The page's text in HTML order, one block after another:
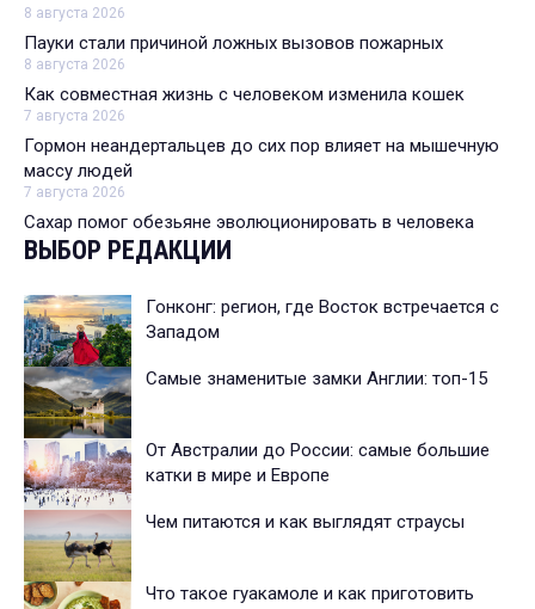
8 августа 2026
Пауки стали причиной ложных вызовов пожарных
8 августа 2026
Как совместная жизнь с человеком изменила кошек
7 августа 2026
Гормон неандертальцев до сих пор влияет на мышечную
массу людей
7 августа 2026
Сахар помог обезьяне эволюционировать в человека
ВЫБОР РЕДАКЦИИ
Гонконг: регион, где Восток встречается с
Западом
Самые знаменитые замки Англии: топ-15
От Австралии до России: самые большие
катки в мире и Европе
Чем питаются и как выглядят страусы
Что такое гуакамоле и как приготовить